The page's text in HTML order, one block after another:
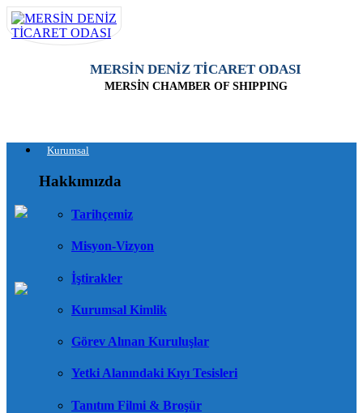
MERSİN DENİZ TİCARET ODASI
MERSİN CHAMBER OF SHIPPING
Kurumsal
Hakkımızda
Tarihçemiz
Misyon-Vizyon
İştirakler
Kurumsal Kimlik
Görev Alınan Kuruluşlar
Yetki Alanındaki Kıyı Tesisleri
Tanıtım Filmi & Broşür